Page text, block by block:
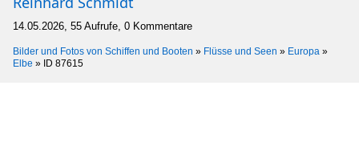
14.05.2026, 55 Aufrufe, 0 Kommentare
Bilder und Fotos von Schiffen und Booten » Flüsse und Seen » Europa »
Elbe » ID 87615